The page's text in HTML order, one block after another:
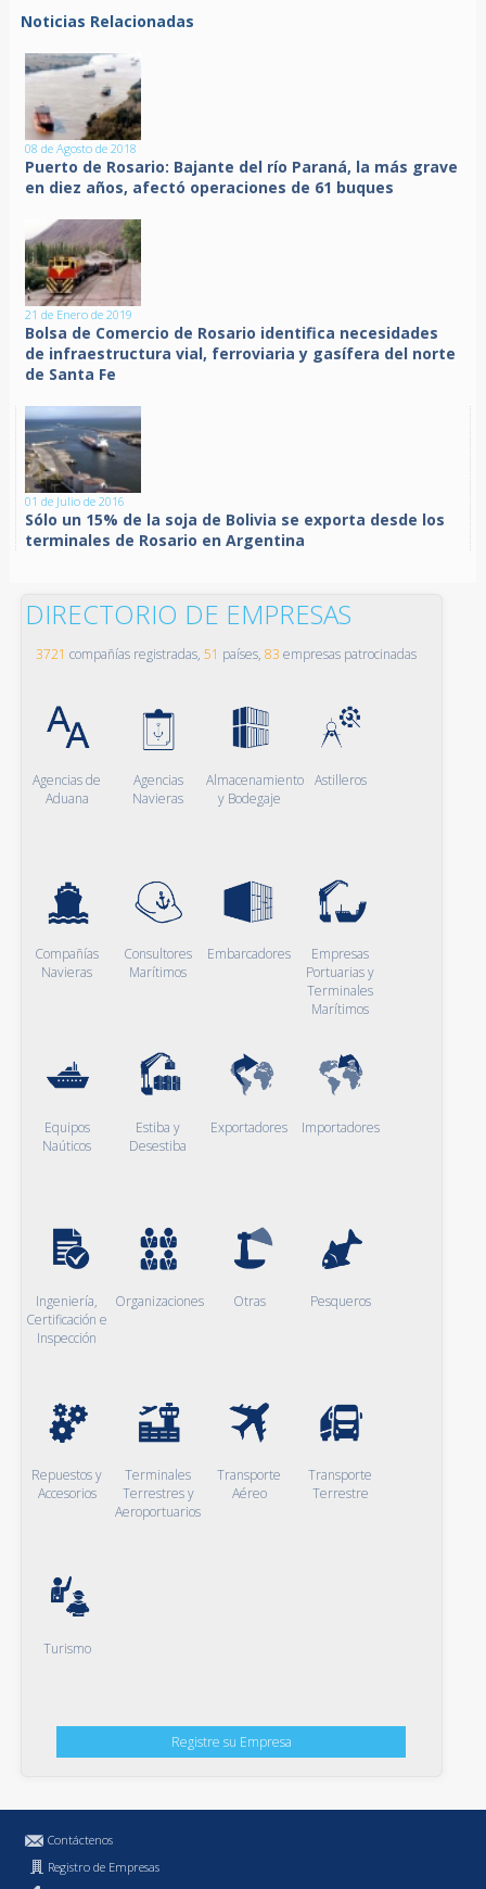
Noticias Relacionadas
08 de Agosto de 2018
Puerto de Rosario: Bajante del río Paraná, la más grave
en diez años, afectó operaciones de 61 buques
21 de Enero de 2019
Bolsa de Comercio de Rosario identifica necesidades
de infraestructura vial, ferroviaria y gasífera del norte
de Santa Fe
01 de Julio de 2016
Sólo un 15% de la soja de Bolivia se exporta desde los
terminales de Rosario en Argentina
DIRECTORIO DE EMPRESAS
3721 compañías registradas, 51 países, 83 empresas patrocinadas
Agencias de
Aduana
Agencias
Navieras
Almacenamiento
y Bodegaje
Astilleros
Compañías
Navieras
Consultores
Marítimos
Embarcadores
Empresas
Portuarias y
Terminales
Marítimos
Equipos
Naúticos
Estiba y
Desestiba
Exportadores Importadores
Ingeniería,
Certificación e
Inspección
Organizaciones Otras Pesqueros
Repuestos y
Accesorios
Terminales
Terrestres y
Aeroportuarios
Transporte
Aéreo
Transporte
Terrestre
Turismo
Registre su Empresa
Contáctenos
Registro de Empresas